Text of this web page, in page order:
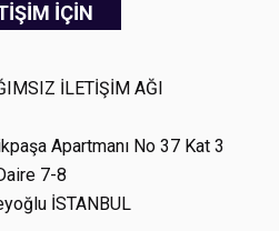
İÇİN
İLETİŞİM AĞI
Apartmanı No 37 Kat 3
7-8
İSTANBUL